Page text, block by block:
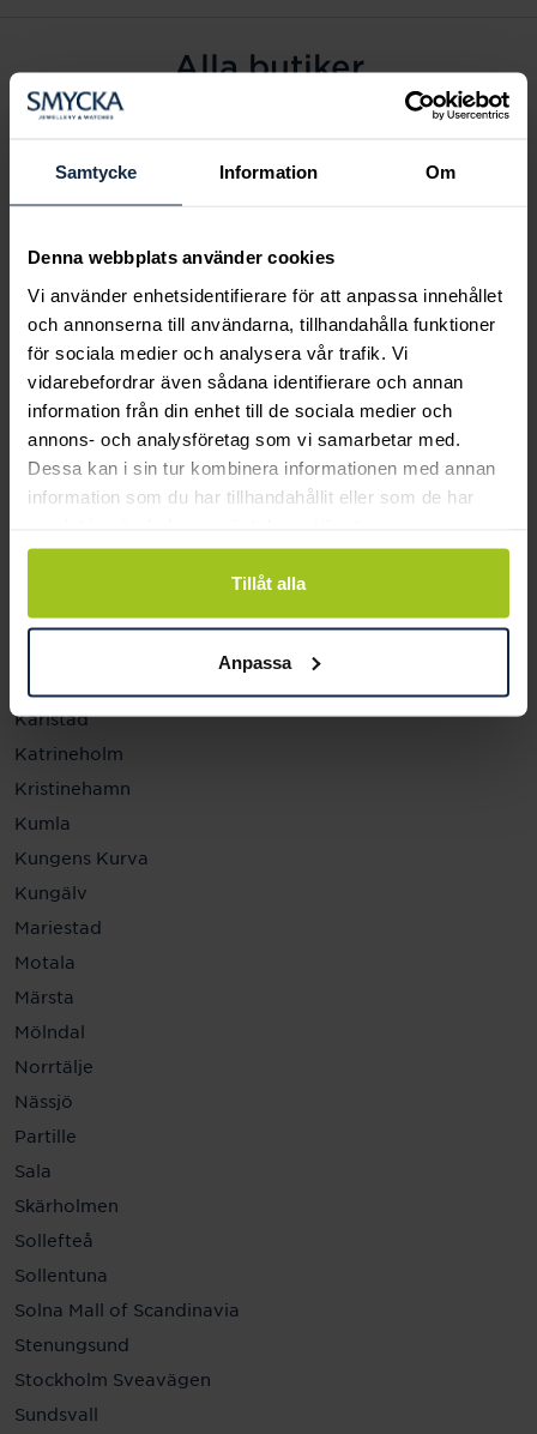
Samtycke Information Om
Denna webbplats använder cookies
Vi använder enhetsidentifierare för att anpassa innehållet
och annonserna till användarna, tillhandahålla funktioner
för sociala medier och analysera vår trafik. Vi
vidarebefordrar även sådana identifierare och annan
information från din enhet till de sociala medier och
annons- och analysföretag som vi samarbetar med.
Dessa kan i sin tur kombinera informationen med annan
information som du har tillhandahållit eller som de har
Tillåt alla
Anpassa
Alla butiker
Alingsås
Arvidsjaur
Eksjö
Fagersta
Farsta
Gävle
Halmstad
Halmstad Hallarna
Haninge
Helsingborg
Jönköping
Karlstad
Katrineholm
Kristinehamn
Kumla
Kungens Kurva
Kungälv
Mariestad
Motala
Märsta
Mölndal
Norrtälje
Nässjö
Partille
Sala
Skärholmen
Sollefteå
Sollentuna
Solna Mall of Scandinavia
Stenungsund
Stockholm Sveavägen
Sundsvall